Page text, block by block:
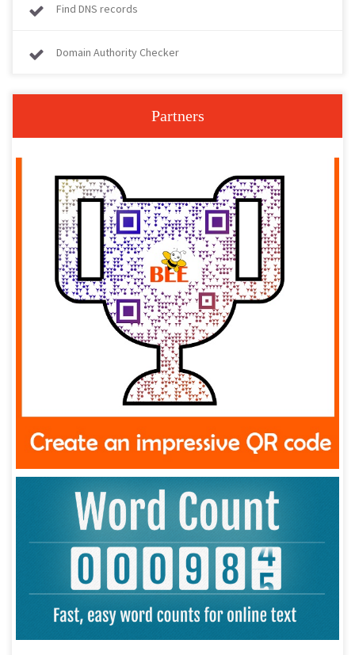
Find DNS records
Domain Authority Checker
Partners